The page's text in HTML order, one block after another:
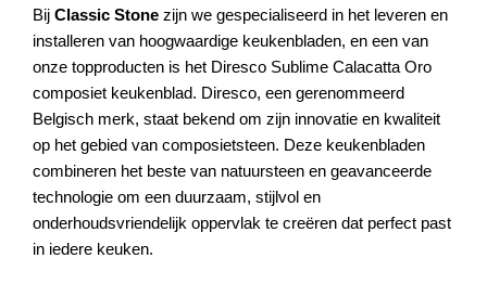
Bij Classic Stone zijn we gespecialiseerd in het leveren en
installeren van hoogwaardige keukenbladen, en een van
onze topproducten is het Diresco Sublime Calacatta Oro
composiet keukenblad. Diresco, een gerenommeerd
Belgisch merk, staat bekend om zijn innovatie en kwaliteit
op het gebied van composietsteen. Deze keukenbladen
combineren het beste van natuursteen en geavanceerde
technologie om een duurzaam, stijlvol en
onderhoudsvriendelijk oppervlak te creëren dat perfect past
in iedere keuken.